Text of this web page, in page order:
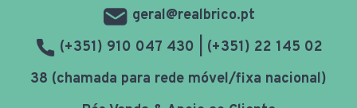
geral@realbrico.pt
(+351) 910 047 430 | (+351) 22 145 02
38 (chamada para rede móvel/fixa nacional)